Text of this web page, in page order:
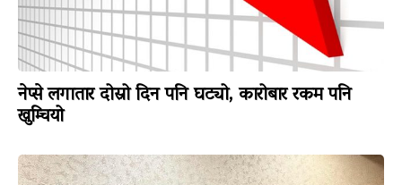
नेप्से लगातार दोस्रो दिन पनि घट्यो, कारोबार रकम पनि
खुम्चियो